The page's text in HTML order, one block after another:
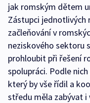
jak romským dětem
Zástupci jednotlivých
začleňování v
neziskového sektoru
prohloubit při řešení
spolupráci. Podle
který by vše řídil a
středu měla zabývat i